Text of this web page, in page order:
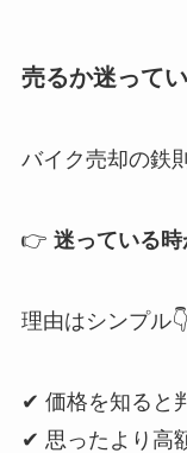
売るか迷って
バイク売却の鉄
👉 迷っている
理由はシンプル👇
✔ 価格を知ると
✔ 思ったより高